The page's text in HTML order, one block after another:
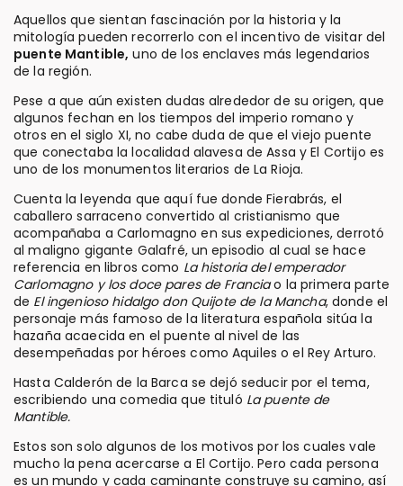
Aquellos que sientan fascinación por la historia y la
mitología pueden recorrerlo con el incentivo de visitar del
puente Mantible, uno de los enclaves más legendarios
de la región.
Pese a que aún existen dudas alrededor de su origen, que
algunos fechan en los tiempos del imperio romano y
otros en el siglo XI, no cabe duda de que el viejo puente
que conectaba la localidad alavesa de Assa y El Cortijo es
uno de los monumentos literarios de La Rioja.
Cuenta la leyenda que aquí fue donde Fierabrás, el
caballero sarraceno convertido al cristianismo que
acompañaba a Carlomagno en sus expediciones, derrotó
al maligno gigante Galafré, un episodio al cual se hace
referencia en libros como La historia del emperador
Carlomagno y los doce pares de Franciao la primera parte
de El ingenioso hidalgo don Quijote de la Mancha, donde el
personaje más famoso de la literatura española sitúa la
hazaña acaecida en el puente al nivel de las
desempeñadas por héroes como Aquiles o el Rey Arturo.
Hasta Calderón de la Barca se dejó seducir por el tema,
escribiendo una comedia que tituló La puente de
Mantible.
Estos son solo algunos de los motivos por los cuales vale
mucho la pena acercarse a El Cortijo. Pero cada persona
es un mundo y cada caminante construye su camino, así